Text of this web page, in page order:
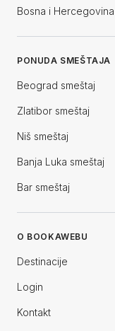
Bosna i Hercegovina
PONUDA SMEŠTAJA
Beograd smeštaj
Zlatibor smeštaj
Niš smeštaj
Banja Luka smeštaj
Bar smeštaj
O BOOKAWEBU
Destinacije
Login
Kontakt